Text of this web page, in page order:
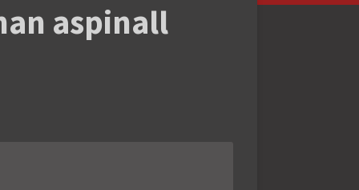
aspinall